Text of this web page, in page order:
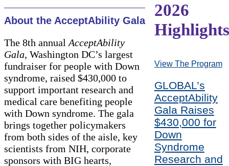
About the AcceptAbility Gala
The 8th annual AcceptAbility
Gala, Washington DC’s largest
fundraiser for people with Down
syndrome, raised $430,000 to
support important research and
medical care benefiting people
with Down syndrome. The gala
brings together policymakers
from both sides of the aisle, key
scientists from NIH, corporate
sponsors with BIG hearts,
2026
Highlights
View The Program
GLOBAL’s
AcceptAbility
Gala Raises
$430,000 for
Down
Syndrome
Research and